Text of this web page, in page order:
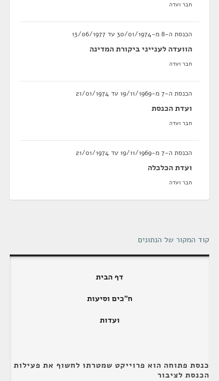
חבר ועדה
הכנסת ה-8 מ-30/01/1974 עד 13/06/1977
הוועדה לענייני ביקורת המדינה
חבר ועדה
הכנסת ה-7 מ-19/11/1969 עד 21/01/1974
ועדת הכנסת
חבר ועדה
הכנסת ה-7 מ-19/11/1969 עד 21/01/1974
ועדת הכלכלה
חבר ועדה
קוד המקור של הנתונים
דף הבית
ח"כים וסיעות
ועדות
כנסת פתוחה הוא פרוייקט שמטרתו לחשוף את פעילות
הכנסת לציבור